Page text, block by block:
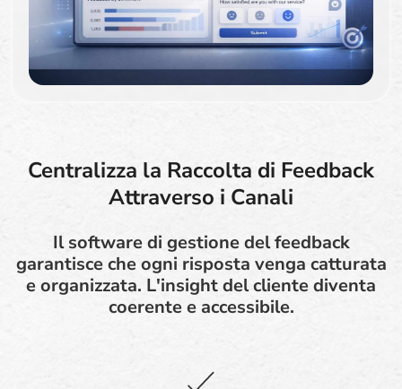
Centralizza la Raccolta di Feedback
Attraverso i Canali
Il software di gestione del feedback
garantisce che ogni risposta venga catturata
e organizzata. L'insight del cliente diventa
coerente e accessibile.